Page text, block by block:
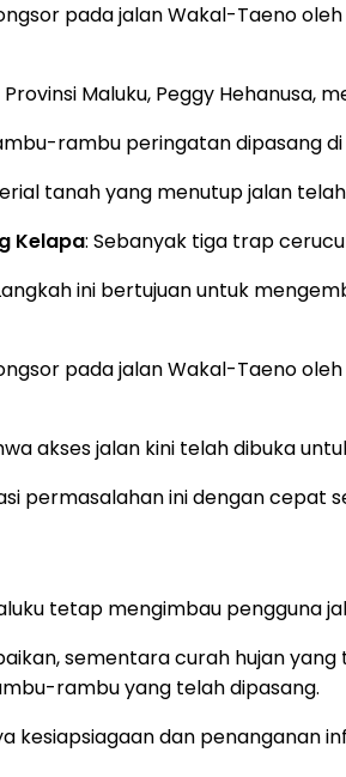
pada jalan Wakal-Taeno oleh
Maluku, Peggy
rambu peringatan dipasang
tanah yang menutup jalan
Kelapa: Sebanyak tiga trap
ini bertujuan untuk
pada jalan Wakal-Taeno oleh
akses jalan kini telah dibuka
permasalahan ini dengan
tetap mengimbau
sementara curah hujan
rambu yang telah dipasang.
kesiapsiagaan dan penanganan